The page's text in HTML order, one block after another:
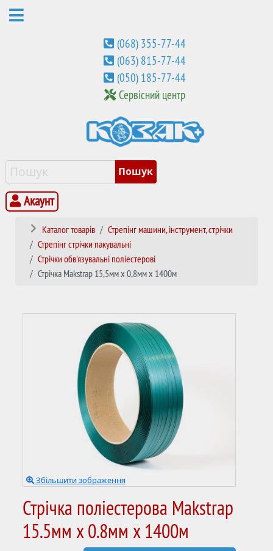
(068) 355-77-44
(063) 815-77-44
(050) 185-77-44
Сервісний центр
Акаунт
Каталог товарів
Стрепінг машини, інструмент, стрічки
Стрепінг стрічки пакувальні
Стрічки обв'язувальні поліестерові
Стрічка Makstrap 15,5мм х 0,8мм х 1400м
Збільшити зображення
Стрічка поліестерова Makstrap
15.5мм х 0.8мм х 1400м